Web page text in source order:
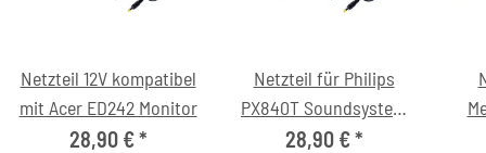
Netzteil 12V kompatibel
mit Acer ED242 Monitor
28,90 €*
Netzteil für Philips
PX840T Soundsystem
(12V/4A, 5.5/2.1mm, C6)
28,90 €*